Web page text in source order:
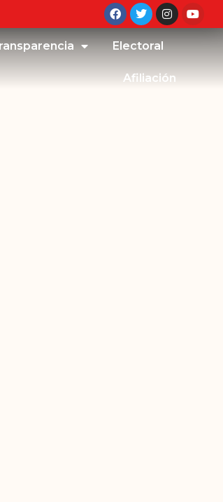
Electoral
Afiliación